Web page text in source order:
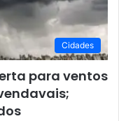
Cidades
para ventos